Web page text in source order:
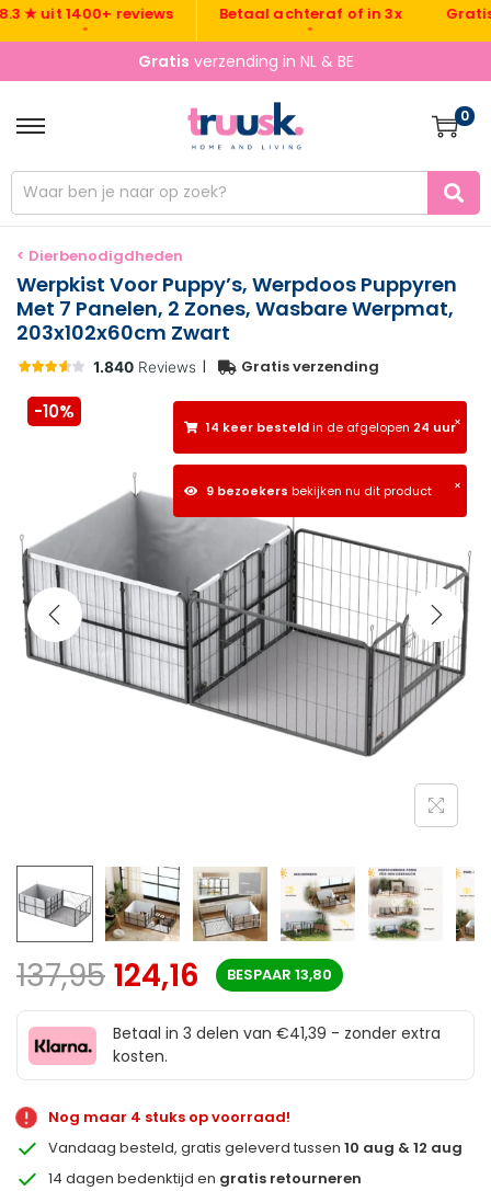
1400+ reviews Betaal achteraf of in 3x Gratis
Gratis verzending in NL & BE
0
< Dierbenodigdheden
Werpkist Voor Puppy’s, Werpdoos Puppyren
Met 7 Panelen, 2 Zones, Wasbare Werpmat,
203x102x60cm Zwart
| Gratis verzending
×
14 keer besteldin de afgelopen 24 uur
×
9 bezoekers bekijken nu dit product
-10%
137,95 124,16 BESPAAR 13,80
Betaal in 3 delen van €41,39 - zonder extra
kosten.
Nog maar 4 stuks op voorraad!
Vandaag besteld, gratis geleverd tussen10 aug & 12 aug
14 dagen bedenktijd en gratis retourneren